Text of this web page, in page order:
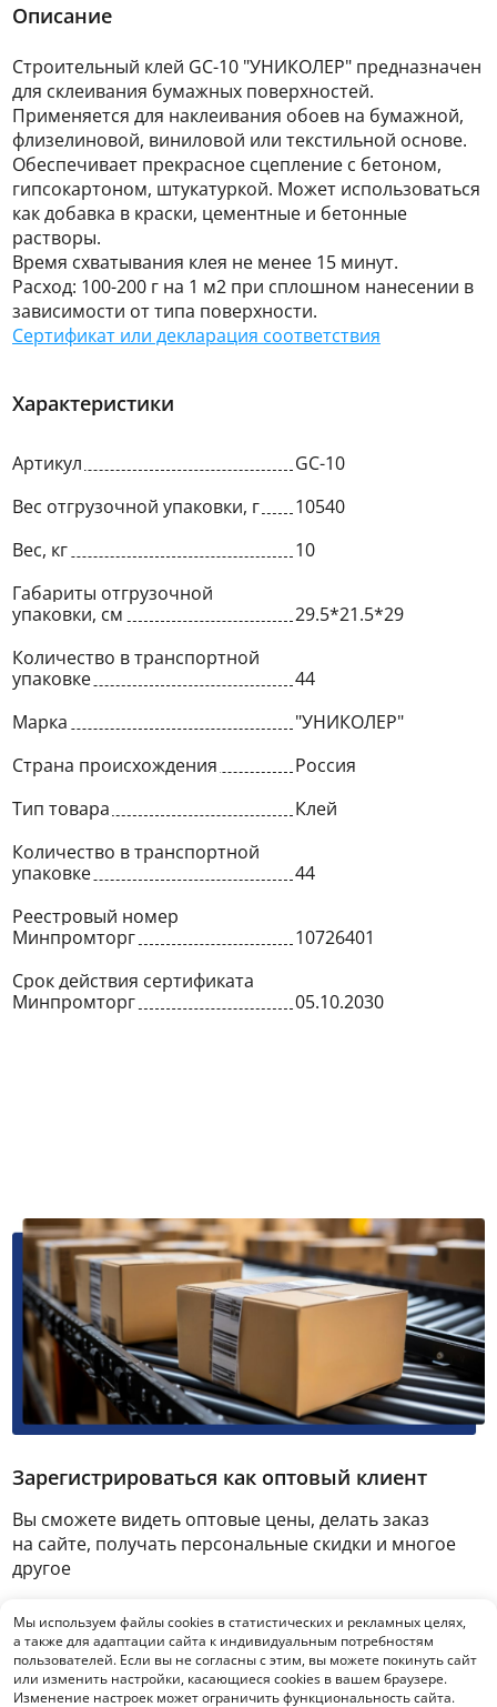
Описание
Строительный клей GC-10 "УНИКОЛЕР" предназначен
для склеивания бумажных поверхностей.
Применяется для наклеивания обоев на бумажной,
флизелиновой, виниловой или текстильной основе.
Обеспечивает прекрасное сцепление с бетоном,
гипсокартоном, штукатуркой. Может использоваться
как добавка в краски, цементные и бетонные
растворы.
Время схватывания клея не менее 15 минут.
Расход: 100-200 г на 1 м2 при сплошном нанесении в
зависимости от типа поверхности.
Сертификат или декларация соответствия
Характеристики
Артикул
GC-10
Вес отгрузочной упаковки, г
10540
Вес, кг
10
Габариты отгрузочной
упаковки, см
29.5*21.5*29
Количество в транспортной
упаковке
44
Марка
"УНИКОЛЕР"
Страна происхождения
Россия
Тип товара
Клей
Количество в транспортной
упаковке
44
Реестровый номер
Минпромторг
10726401
Срок действия сертификата
Минпромторг
05.10.2030
Зарегистрироваться как оптовый клиент
Вы сможете видеть оптовые цены, делать заказ
на сайте, получать персональные скидки и многое
другое
Зарегистрироваться
Мы используем файлы cookies в статистических и рекламных целях,
а также для адаптации сайта к индивидуальным потребностям
пользователей. Если вы не согласны с этим, вы можете покинуть сайт
или изменить настройки, касающиеся cookies в вашем браузере.
Изменение настроек может ограничить функциональность сайта.